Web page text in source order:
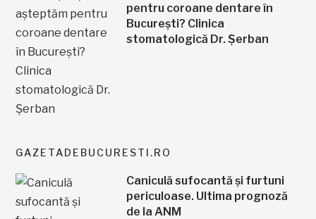
pentru coroane dentare în
București? Clinica
stomatologică Dr. Șerban
GAZETADEBUCURESTI.RO
Caniculă sufocantă și furtuni
periculoase. Ultima prognoză
de la ANM